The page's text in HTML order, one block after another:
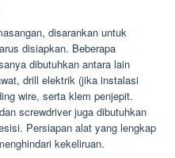
disarankan untuk
disiapkan. Beberapa
dibutuhkan antara lain
drill elektrik (jika instalasi
wire, serta klem penjepit.
screwdriver juga dibutuhkan
Persiapan alat yang lengkap
kekeliruan.